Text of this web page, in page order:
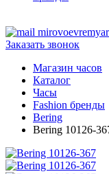
Заказать звонок
Магазин часов
Каталог
Часы
Fashion бренды
Bering
Bering 10126-